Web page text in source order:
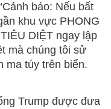
báo: Nếu bất
khu vực PHONG
DIỆT ngay lập
mà chúng tôi sử
ma túy trên biển.
Trump được đưa